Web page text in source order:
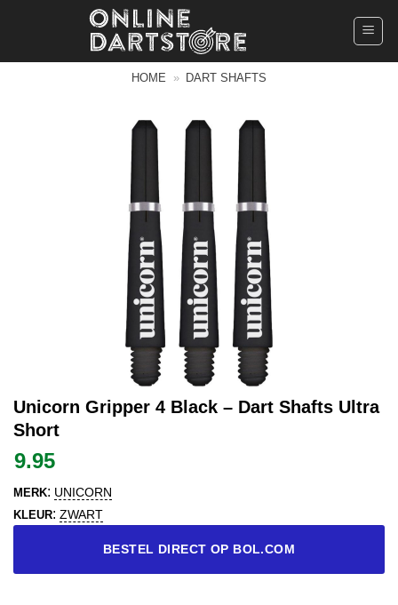
HOME » DART SHAFTS
Unicorn Gripper 4 Black – Dart Shafts Ultra
Short
9.95
MERK: UNICORN
KLEUR: ZWART
BESTEL DIRECT OP BOL.COM